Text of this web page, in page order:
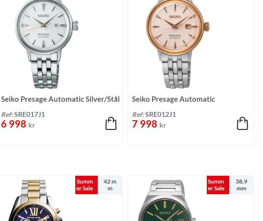
Seiko Presage Automatic Silver/Stål
Ref: SRE017J1
6 998 kr
Seiko Presage Automatic
Ref:SRE012J1
7 998 kr
Summ
er Sale
42 m
m
Summ
er Sale
38.9
mm